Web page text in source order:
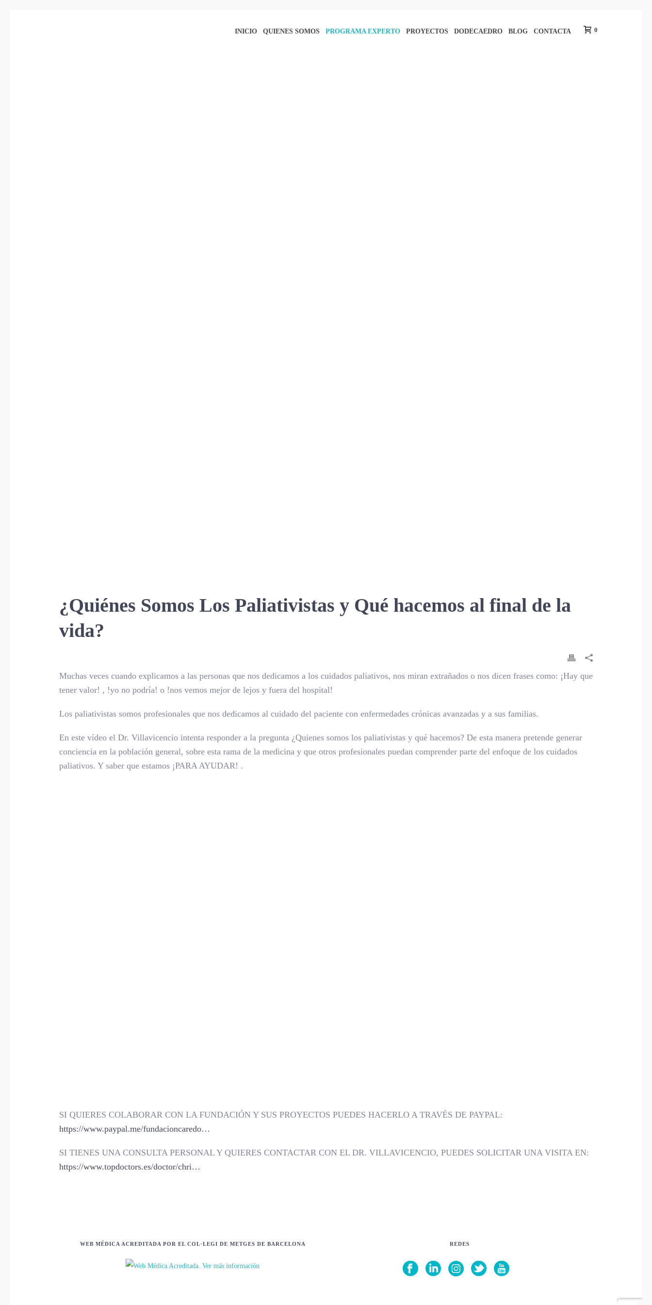
INICIO QUIENES SOMOS PROGRAMA EXPERTO PROYECTOS DODECAEDRO BLOG CONTACTA 0
¿Quiénes Somos Los Paliativistas y Qué hacemos al final de la
vida?
Muchas veces cuando explicamos a las personas que nos dedicamos a los cuidados paliativos, nos miran extrañados o nos dicen frases como: ¡Hay que
tener valor! , !yo no podría! o !nos vemos mejor de lejos y fuera del hospital!
Los paliativistas somos profesionales que nos dedicamos al cuidado del paciente con enfermedades crónicas avanzadas y a sus familias.
En este vídeo el Dr. Villavicencio intenta responder a la pregunta ¿Quienes somos los paliativistas y qué hacemos? De esta manera pretende generar
conciencia en la población general, sobre esta rama de la medicina y que otros profesionales puedan comprender parte del enfoque de los cuidados
paliativos. Y saber que estamos ¡PARA AYUDAR! .
SI QUIERES COLABORAR CON LA FUNDACIÓN Y SUS PROYECTOS PUEDES HACERLO A TRAVÉS DE PAYPAL:
https://www.paypal.me/fundacioncaredo…
SI TIENES UNA CONSULTA PERSONAL Y QUIERES CONTACTAR CON EL DR. VILLAVICENCIO, PUEDES SOLICITAR UNA VISITA EN:
https://www.topdoctors.es/doctor/chri…
WEB MÉDICA ACREDITADA POR EL COL·LEGI DE METGES DE BARCELONA REDES